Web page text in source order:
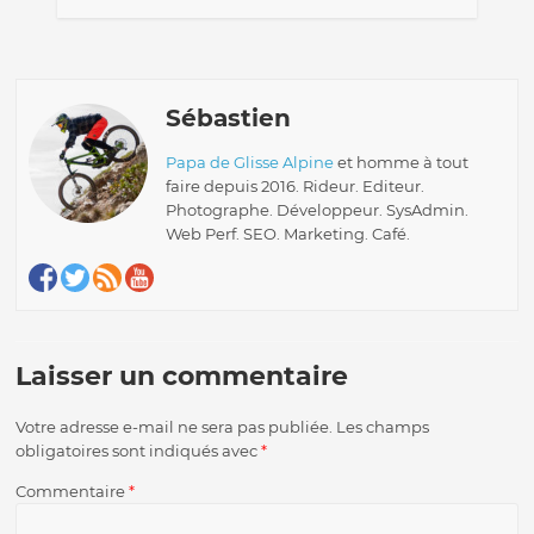
Sébastien
Papa de Glisse Alpineet homme à tout
faire depuis 2016. Rideur. Editeur.
Photographe. Développeur. SysAdmin.
Web Perf. SEO. Marketing. Café.
Laisser un commentaire
Votre adresse e-mail ne sera pas publiée. Les champs
obligatoires sont indiqués avec*
Commentaire*